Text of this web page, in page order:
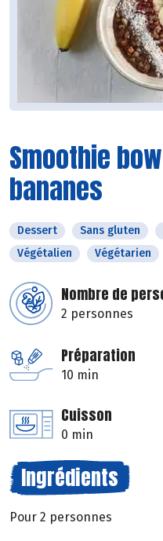
Smoothie
bananes
Dessert Sans gluten
Végétalien
Végétarien
Nombre de
2 personnes
Préparation
10 min
Cuisson
0 min
Ingrédients
Pour 2 personnes